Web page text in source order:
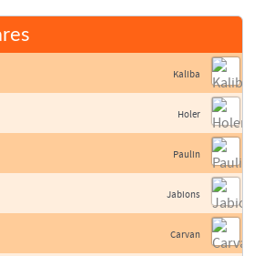
Kaliba
Holer
Paulin
Jabions
Carvan